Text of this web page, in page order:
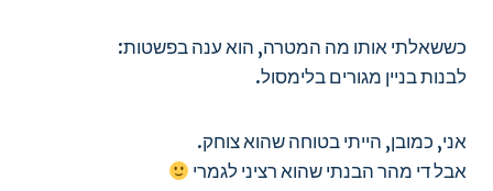
כששאלתי אותו מה המטרה, הוא ענה בפשטות:
לבנות בניין מגורים בלימסול.
אני, כמובן, הייתי בטוחה שהוא צוחק.
אבל די מהר הבנתי שהוא רציני לגמרי